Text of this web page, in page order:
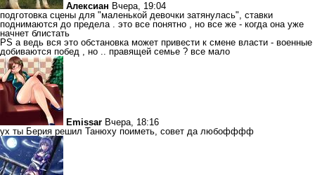
Алексиан Вчера, 19:04
подготовка сцены для "маленькой девочки затянулась", ставки
поднимаются до предела . это все понятно , но все же - когда она уже
начнет блистать
PS а ведь вся это обстановка может привести к смене власти - военные
добиваются побед , но .. правящей семье ? все мало
Emissar Вчера, 18:16
ух ты Берия решил Танюху поиметь, совет да любофффф